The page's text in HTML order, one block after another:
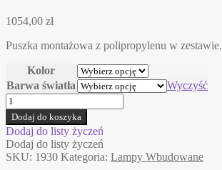
1054,00 zł
Puszka montażowa z polipropylenu w zestawie.
Kolor
Barwa światła
Wyczyść
ilość
NAMSOS
Norlys
lampa
do
wbudowania
Dodaj do koszyka
Dodaj do listy życzeń
Dodaj do listy życzeń
SKU: 1930 Kategoria: Lampy Wbudowane